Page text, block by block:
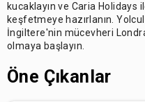
kucaklayın ve Caria
keşfetmeye hazırlanın.
İngiltere'nin mücevheri
olmaya başlayın.
Öne Çıkanlar